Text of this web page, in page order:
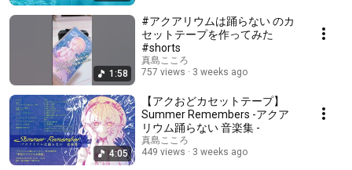
1:58
#アクアリウムは踊らない のカ
セットテープを作ってみた
#shorts
真島こころ
757 views
3 weeks ago
4:05
【アクおどカセットテープ】
Summer Remembers -アクア
リウム踊らない 音楽集 -
真島こころ
449 views
3 weeks ago